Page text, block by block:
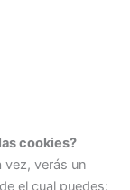
cookies?
verás un
el cual puedes: